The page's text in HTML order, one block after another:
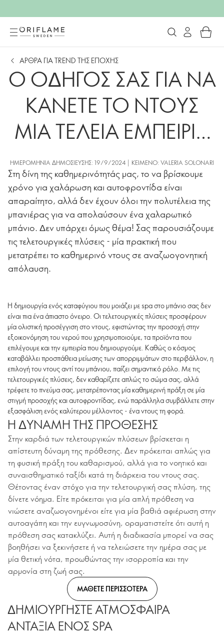
ΑΡΘΡΑ ΓΙΑ TREND ΤΗΣ ΕΠΟΧΗΣ
Ο ΟΔΗΓΟΣ ΣΑΣ ΓΙΑ ΝΑ
ΚΑΝΕΤΕ ΤΟ ΝΤΟΥΣ
ΜIA ΤΕΛΕΙΑ ΕΜΠΕΙΡΙΑ
SPA
ΗΜΕΡΟΜΗΝΊΑ ΔΗΜΟΣΊΕΥΣΗΣ: 19/9/2024 | ΚΕΊΜΕΝΟ: VALERIA SOLONARI
Στη δίνη της καθημερινότητάς μας, το να βρίσκουμε
χρόνο για χαλάρωση και αυτοφροντίδα είναι
απαραίτητο, αλλά δεν έχουν όλοι την πολυτέλεια της
μπανιέρας για να απολαύσουν ένα χαλαρωτικό
μπάνιο. Δεν υπάρχει όμως θέμα! Σας παρουσιάζουμε
τις τελετουργικές πλύσεις - μία πρακτική που
μετατρέπει το καθημερινό ντους σε αναζωογονητική
απόλαυση.
Η δημιουργία ενός καταφύγιου που μοιάζει με spa στο μπάνιο σας δεν
είναι πια ένα άπιαστο όνειρο. Οι τελετουργικές πλύσεις προσφέρουν
μία ολιστική προσέγγιση στο ντους, εφιστώντας την προσοχή στην
εξοικονόμηση του νερού που χρησιμοποιούμε, τα προϊόντα που
επιλέγουμε και την εμπειρία που δημιουργούμε. Καθώς ο κόσμος
καταβάλλει προσπάθεια μείωσης των απορριμμάτων στο περιβάλλον, η
επιλογή του ντους αντί του μπάνιου, παίζει σημαντικό ρόλο. Με τις
τελετουργικές πλύσεις, δεν καθαρίζετε απλώς το σώμα σας, αλλά
τρέφετε το πνεύμα σας, μετατρέποντας μία καθημερινή πράξη σε μία
στιγμή προσοχής και αυτοφροντίδας, ενώ παράλληλα συμβάλλετε στην
εξασφάλιση ενός καλύτερου μέλλοντος - ένα ντους τη φορά.
Η ΔΥΝΑΜΗ ΤΗΣ ΠΡΟΘΕΣΗΣ
Στην καρδιά των τελετουργικών πλύσεων βρίσκεται η
απίστευτη δύναμη της πρόθεσης. Δεν πρόκειται απλώς για
τη φυσική πράξη του καθαρισμού, αλλά για το νοητικό και
συναισθηματικό ταξίδι κατά τη διάρκεια του ντους σας.
Θέτοντας έναν στόχο για την τελετουργική σας πλύση, της
δίνετε νόημα. Είτε πρόκειται για μία απλή πρόθεση να
νιώσετε αναζωογονημένοι είτε για μία βαθιά αφιέρωση στην
αυτοαγάπη και την ευγνωμοσύνη, οραματιστείτε ότι αυτή η
πρόθεση σας κατακλύζει. Αυτή η διαδικασία μπορεί να σας
βοηθήσει να ξεκινήσετε ή να τελειώσετε την ημέρα σας με
μία θετική νότα, προωθώντας την ισορροπία και την
αρμονία στη ζωή σας.
ΜΑΘΕΤΕ ΠΕΡΙΣΣΟΤΕΡΑ
ΔΗΜΙΟΥΡΓΗΣΤΕ ΑΤΜΟΣΦΑΙΡΑ
ΑΝΤΑΞΙΑ ΕΝΟΣ SPA